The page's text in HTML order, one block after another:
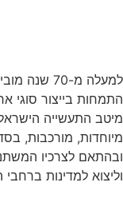
למעלה מ-
התמחות בייצור סוגי
מיטב התעשייה
מיוחדות, מורכבות,
ובהתאם לצרכיו
וליצוא למדינות ברחבי